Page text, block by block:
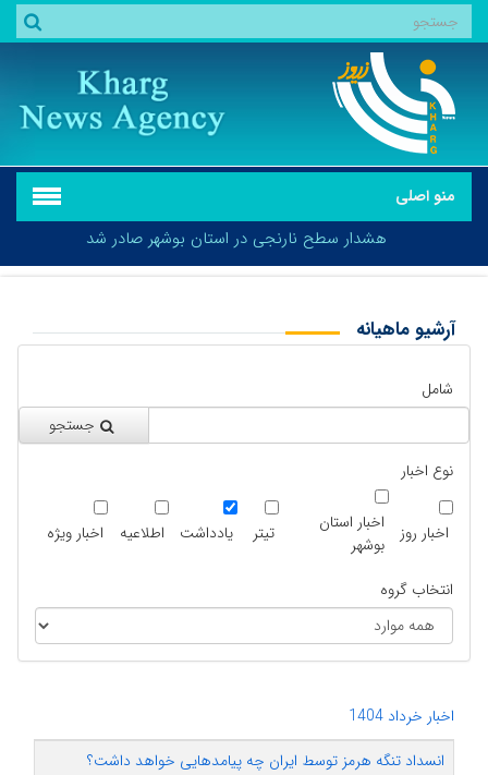
منو اصلی
هشدار سطح نارنجی در استان بوشهر صادر شد
آرشیو ماهیانه
شامل
جستجو
نوع اخبار
اخبار روز
اخبار استان
بوشهر
تیتر یادداشت اطلاعیه اخبار ویژه
انتخاب گروه
اخبار خرداد 1404
انسداد تنگه هرمز توسط ایران چه پیامدهایی خواهد داشت؟